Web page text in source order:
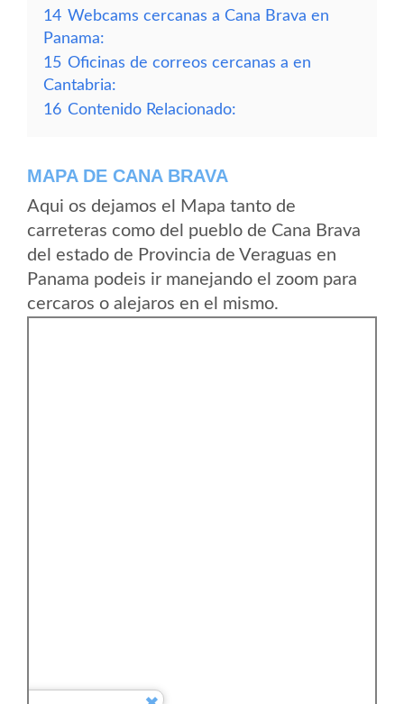
14 Webcams cercanas a Cana Brava en
Panama:
15 Oficinas de correos cercanas a en
Cantabria:
16 Contenido Relacionado:
MAPA DE CANA BRAVA
Aqui os dejamos el Mapa tanto de
carreteras como del pueblo de Cana Brava
del estado de Provincia de Veraguas en
Panama podeis ir manejando el zoom para
cercaros o alejaros en el mismo.